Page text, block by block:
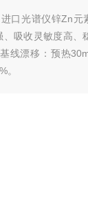
口光谱仪锌Zn
吸收灵敏度高
线漂移：预热
。